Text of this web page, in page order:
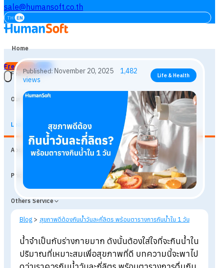
sale@humansoft.co.th
TH EN
Home
Features
Our Customers
Learning
About
Prices
Others Service
Free Trial
Published:November 20, 2025 1,482
views Life & Health